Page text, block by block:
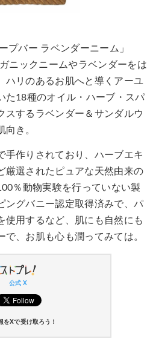
プバー ラベンダーニーム」
ニックニームやラベンダーをは
ハリのあるお肌へと導くアーユ
た18種のオイル・ハーブ・スパ
スするラベンダー＆サンダルウ
向き。
手作りされており、ハーブエキ
厳選されたピュアな天然由来の
％動物実験を行っていない製
ングバニー認定取得済みで、パ
使用するなど、肌にも自然にも
、お肌も心も潤ってみては。
公式 X
をXで受け取ろう！